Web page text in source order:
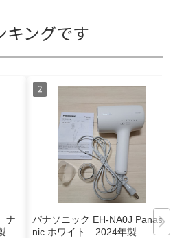
キングです
ナ
パナソニック EH-NA0J Panaso
nic ホワイト 2024年製